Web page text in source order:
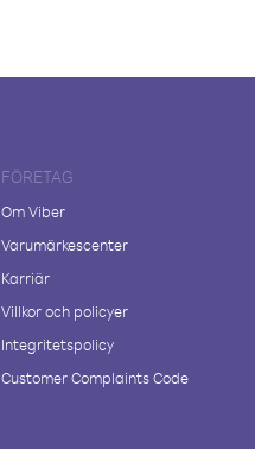
FÖRETAG
Om Viber
Varumärkescenter
Karriär
Villkor och policyer
Integritetspolicy
Customer Complaints Code